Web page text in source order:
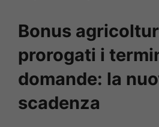
Bonus
prorogati i
domande: la
scadenza